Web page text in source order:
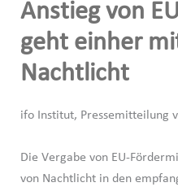
Anstieg von
geht einher
Nachtlicht
ifo Institut, Pressemitteilung
Die Vergabe von EU-
von Nachtlicht in den